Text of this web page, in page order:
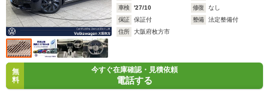
車検
'27/10 修復
なし
保証
保証付 整備
法定整備付
住所
大阪府枚方市
無
料
今すぐ在庫確認・見積依頼
電話する